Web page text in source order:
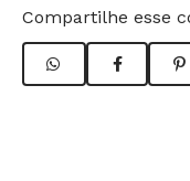
Compartilhe esse